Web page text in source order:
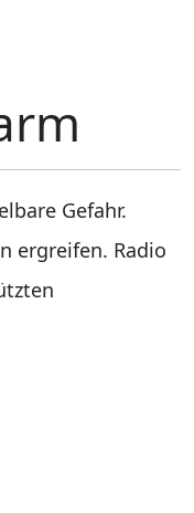
Gefahr.
ergreifen. Radio